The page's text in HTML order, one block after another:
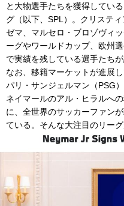
と大物選手たちを獲得してい
グ（以下、SPL）。クリステ
ゼマ、マルセロ・ブロゾヴィ
ーグやワールドカップ、欧州
で実績を残している選手たち
なお、移籍マーケットが進展
パリ・サンジェルマン（PSG
ネイマールのアル・ヒラルへ
に、全世界のサッカーファン
ている。そんな大注目のリー